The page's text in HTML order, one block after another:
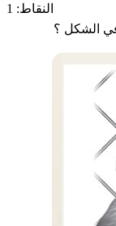
النقاط: 1
الشكل ؟